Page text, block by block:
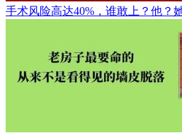
手术风险高达40%，谁敢上？他？